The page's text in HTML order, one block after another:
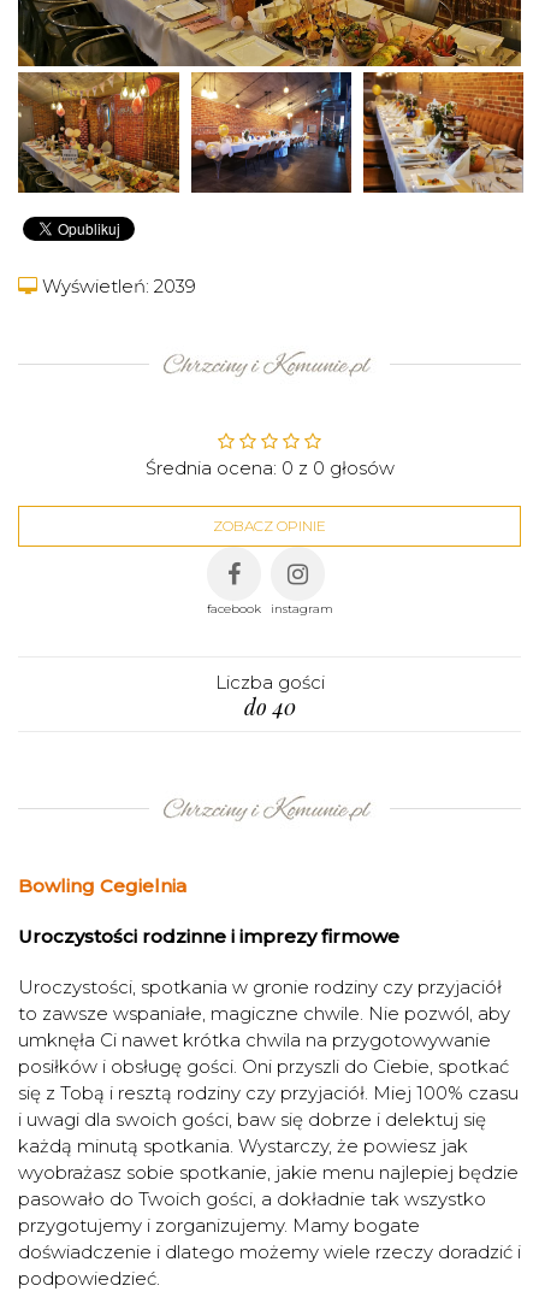
Wyświetleń: 2039
Średnia ocena: 0 z 0 głosów
ZOBACZ OPINIE
facebook instagram
Liczba gości
do 40
Bowling Cegielnia
Uroczystości rodzinne i imprezy firmowe
Uroczystości, spotkania w gronie rodziny czy przyjaciół
to zawsze wspaniałe, magiczne chwile. Nie pozwól, aby
umknęła Ci nawet krótka chwila na przygotowywanie
posiłków i obsługę gości. Oni przyszli do Ciebie, spotkać
się z Tobą i resztą rodziny czy przyjaciół. Miej 100% czasu
i uwagi dla swoich gości, baw się dobrze i delektuj się
każdą minutą spotkania. Wystarczy, że powiesz jak
wyobrażasz sobie spotkanie, jakie menu najlepiej będzie
pasowało do Twoich gości, a dokładnie tak wszystko
przygotujemy i zorganizujemy. Mamy bogate
doświadczenie i dlatego możemy wiele rzeczy doradzić i
podpowiedzieć.